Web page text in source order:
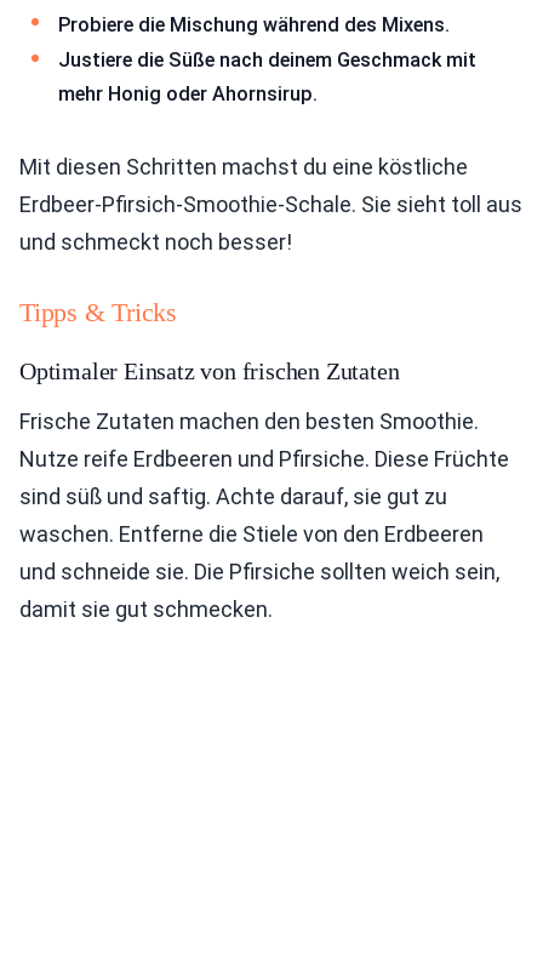
Probiere die Mischung während des Mixens.
Justiere die Süße nach deinem Geschmack mit
mehr Honig oder Ahornsirup.
Mit diesen Schritten machst du eine köstliche
Erdbeer-Pfirsich-Smoothie-Schale. Sie sieht toll aus
und schmeckt noch besser!
Tipps & Tricks
Optimaler Einsatz von frischen Zutaten
Frische Zutaten machen den besten Smoothie.
Nutze reife Erdbeeren und Pfirsiche. Diese Früchte
sind süß und saftig. Achte darauf, sie gut zu
waschen. Entferne die Stiele von den Erdbeeren
und schneide sie. Die Pfirsiche sollten weich sein,
damit sie gut schmecken.